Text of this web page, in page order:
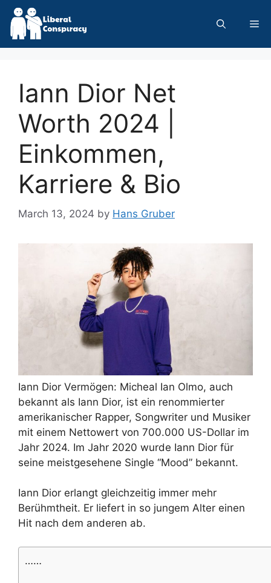
Skip
content
Iann Dior Net
Worth 2024 |
Einkommen,
Karriere & Bio
March 13, 2024 by Hans Gruber
Iann Dior Vermögen: Micheal Ian Olmo, auch
bekannt als Iann Dior, ist ein renommierter
amerikanischer Rapper, Songwriter und Musiker
mit einem Nettowert von 700.000 US-Dollar im
Jahr 2024. Im Jahr 2020 wurde Iann Dior für
seine meistgesehene Single “Mood” bekannt.
Iann Dior erlangt gleichzeitig immer mehr
Berühmtheit. Er liefert in so jungem Alter einen
Hit nach dem anderen ab.
……